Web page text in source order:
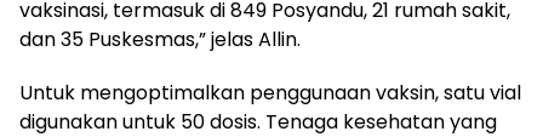
vaksinasi, termasuk di 849 Posyandu, 21 rumah sakit,
dan 35 Puskesmas,” jelas Allin.
Untuk mengoptimalkan penggunaan vaksin, satu vial
digunakan untuk 50 dosis. Tenaga kesehatan yang